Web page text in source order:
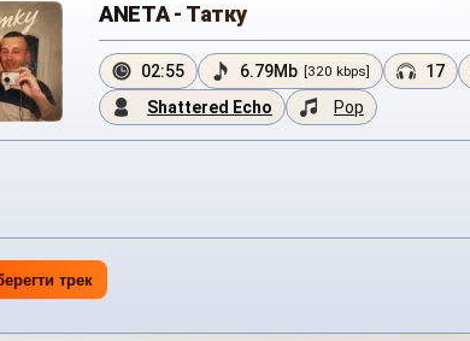
ANETA - Татку
02:55 6.79Mb [320 kbps] 17
Shattered Echo
Pop
трек